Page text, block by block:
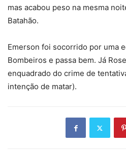
mas acabou peso na mesma
Batahão.
Emerson foi socorrido por uma
Bombeiros e passa bem. Já
enquadrado do crime de
intenção de matar).